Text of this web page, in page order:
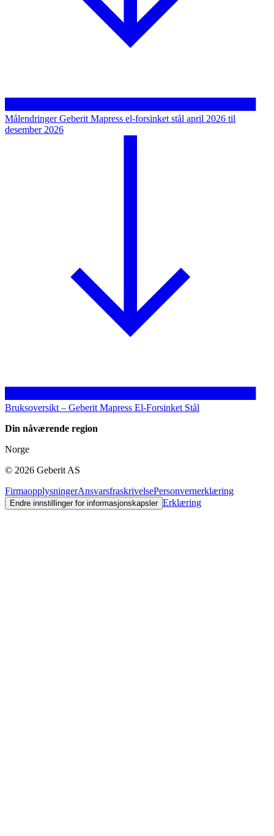
Målendringer Geberit Mapress el-forsinket stål april 2026 til
desember 2026
Bruksoversikt – Geberit Mapress El-Forsinket Stål
Din nåværende region
Norge
© 2026 Geberit AS
FirmaopplysningerAnsvarsfraskrivelsePersonvernerklæring
Endre innstillinger for informasjonskapsler Erklæring